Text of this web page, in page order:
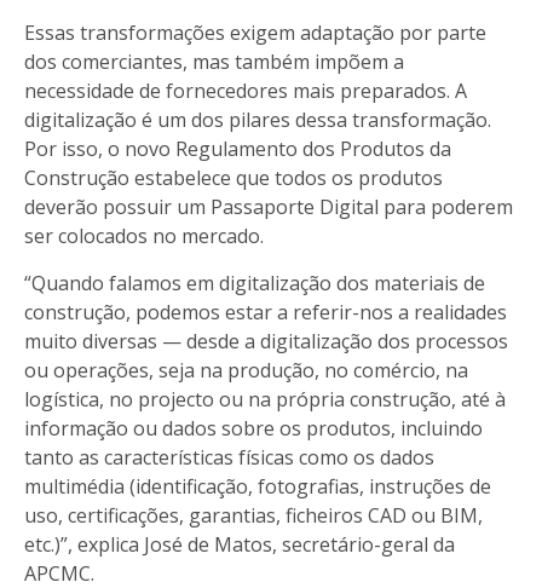
Essas transformações exigem adaptação por parte
dos comerciantes, mas também impõem a
necessidade de fornecedores mais preparados. A
digitalização é um dos pilares dessa transformação.
Por isso, o novo Regulamento dos Produtos da
Construção estabelece que todos os produtos
deverão possuir um Passaporte Digital para poderem
ser colocados no mercado.
“Quando falamos em digitalização dos materiais de
construção, podemos estar a referir-nos a realidades
muito diversas — desde a digitalização dos processos
ou operações, seja na produção, no comércio, na
logística, no projecto ou na própria construção, até à
informação ou dados sobre os produtos, incluindo
tanto as características físicas como os dados
multimédia (identificação, fotografias, instruções de
uso, certificações, garantias, ficheiros CAD ou BIM,
etc.)”, explica José de Matos, secretário-geral da
APCMC.